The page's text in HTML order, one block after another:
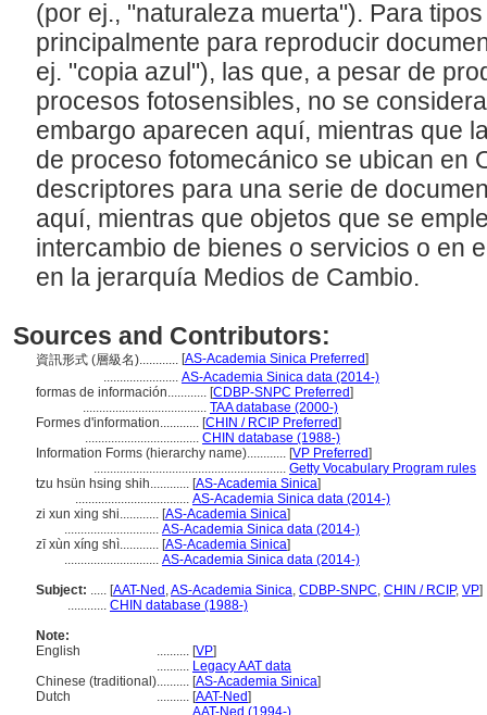
(por ej., "naturaleza muerta"). Para
principalmente para reproducir
ej. "copia azul"), las que, a pesar de
procesos fotosensibles, no se
embargo aparecen aquí, mientras que
de proceso fotomecánico se ubican en
descriptores para una serie de
aquí, mientras que objetos que se
intercambio de bienes o servicios o en
en la jerarquía Medios de Cambio.
Sources and Contributors:
資訊形式 (層級名)............ [AS-Academia Sinica Preferred]
....................... AS-Academia Sinica data (2014-)
formas de información............ [CDBP-SNPC Preferred]
...................................... TAA database (2000-)
Formes d'information............ [CHIN / RCIP Preferred]
................................... CHIN database (1988-)
Information Forms (hierarchy name)............ [VP Preferred]
........................................................... Getty Vocabulary Program rules
tzu hsün hsing shih............ [AS-Academia Sinica]
................................... AS-Academia Sinica data (2014-)
zi xun xing shi............ [AS-Academia Sinica]
............................. AS-Academia Sinica data (2014-)
zī xùn xíng shì............ [AS-Academia Sinica]
............................. AS-Academia Sinica data (2014-)
Subject: ..... [AAT-Ned ,AS-Academia Sinica, CDBP-SNPC, CHIN / RCIP, VP]
............ CHIN database (1988-)
Note:
English
.......... [VP]
.......... Legacy AAT data
Chinese (traditional).......... [AS-Academia Sinica]
Dutch
.......... [AAT-Ned]
AAT-Ned (1994-)